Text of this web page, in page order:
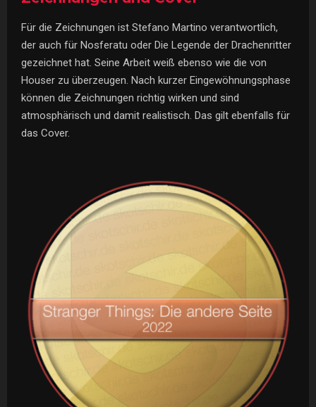
Für die Zeichnungen ist Stefano Martino verantwortlich,
der auch für Nosferatu oder Die Legende der Drachenritter
gezeichnet hat. Seine Arbeit weiß ebenso wie die von
Houser zu überzeugen. Nach kurzer Eingewöhnungsphase
können die Zeichnungen richtig wirken und sind
atmosphärisch und damit realistisch. Das gilt ebenfalls für
das Cover.